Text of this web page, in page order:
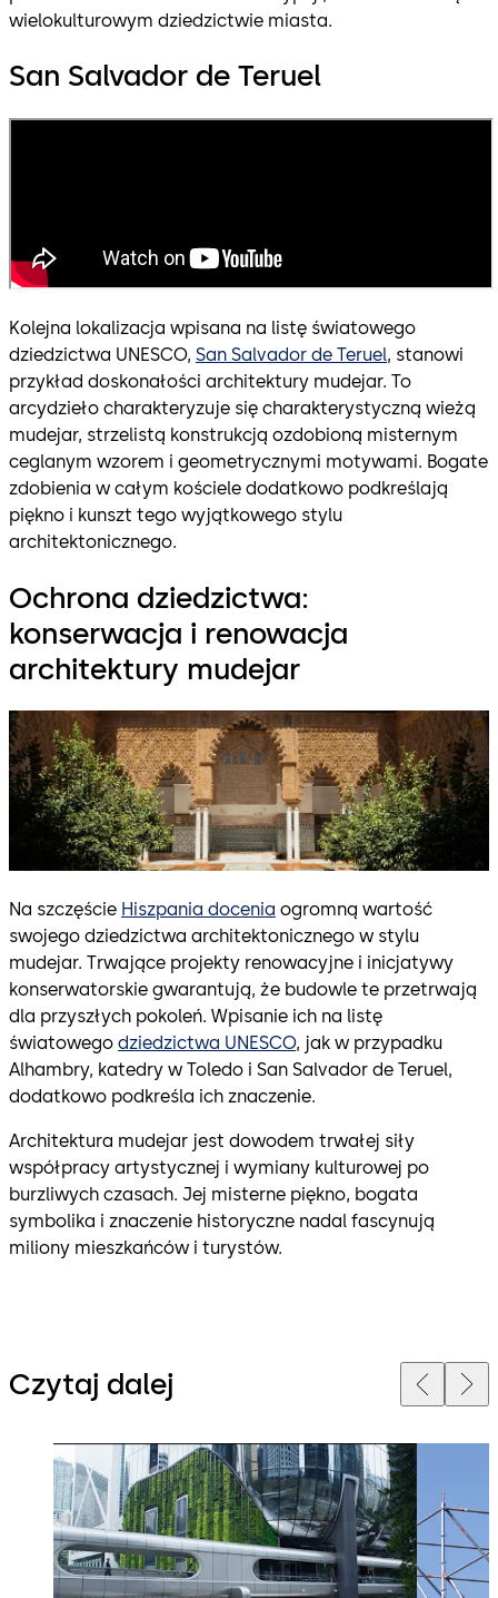
wielokulturowym dziedzictwie miasta.
San Salvador de Teruel
Kolejna lokalizacja wpisana na listę światowego
dziedzictwa UNESCO, San Salvador de Teruel, stanowi
przykład doskonałości architektury mudejar. To
arcydzieło charakteryzuje się charakterystyczną wieżą
mudejar, strzelistą konstrukcją ozdobioną misternym
ceglanym wzorem i geometrycznymi motywami. Bogate
zdobienia w całym kościele dodatkowo podkreślają
piękno i kunszt tego wyjątkowego stylu
architektonicznego.
Ochrona dziedzictwa:
konserwacja i renowacja
architektury mudejar
Na szczęście Hiszpania docenia ogromną wartość
swojego dziedzictwa architektonicznego w stylu
mudejar. Trwające projekty renowacyjne i inicjatywy
konserwatorskie gwarantują, że budowle te przetrwają
dla przyszłych pokoleń. Wpisanie ich na listę
światowego dziedzictwa UNESCO, jak w przypadku
Alhambry, katedry w Toledo i San Salvador de Teruel,
dodatkowo podkreśla ich znaczenie.
Architektura mudejar jest dowodem trwałej siły
współpracy artystycznej i wymiany kulturowej po
burzliwych czasach. Jej misterne piękno, bogata
symbolika i znaczenie historyczne nadal fascynują
miliony mieszkańców i turystów.
Czytaj dalej